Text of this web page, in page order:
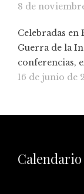
8 de
Celebradas en
Guerra de la
conferencias,
16 de junio de
Calendario